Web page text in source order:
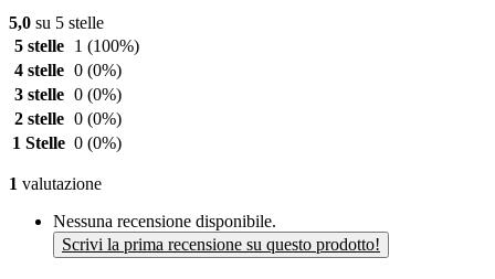
5,0 su 5 stelle
5 stelle
1 (100%)
4 stelle 0 (0%)
3 stelle 0 (0%)
2 stelle 0 (0%)
1 Stelle 0 (0%)
1 valutazione
Nessuna recensione disponibile.
Scrivi la prima recensione su questo prodotto!